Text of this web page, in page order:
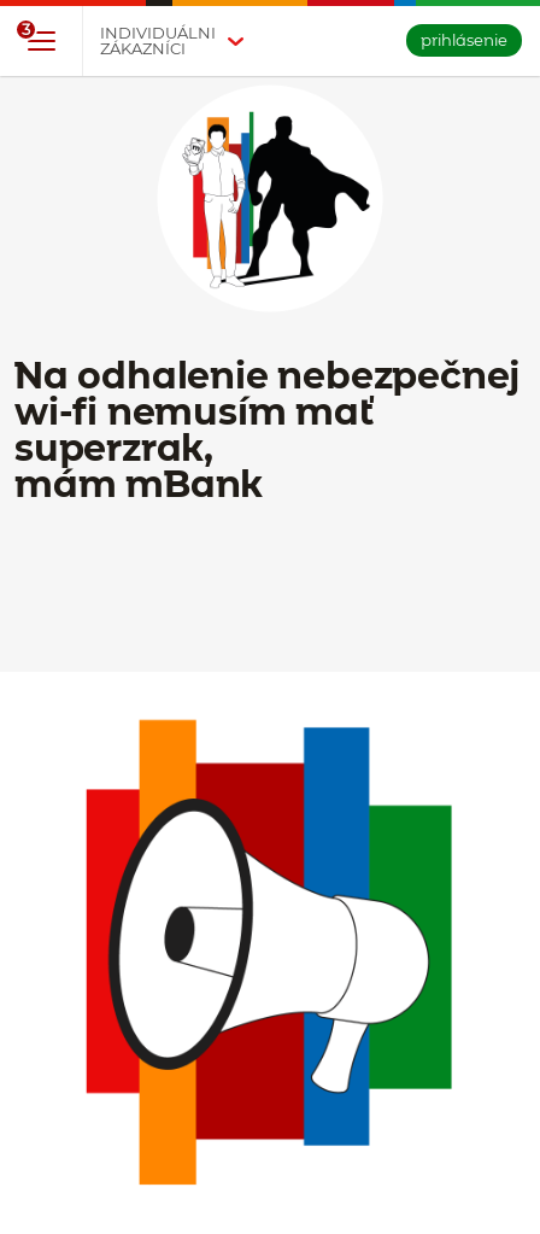
INDIVIDUÁLNI
ZÁKAZNÍCI
3
prihlásenie
Na odhalenie nebezpečnej
wi-fi nemusím mať
superzrak,
mám mBank